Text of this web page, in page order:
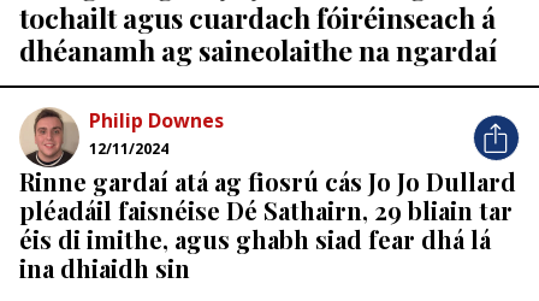
tochailt agus cuardach fóiréinseach á
dhéanamh ag saineolaithe na ngardaí
Philip Downes
12/11/2024
Rinne gardaí atá ag fiosrú cás Jo Jo Dullard
pléadáil faisnéise Dé Sathairn, 29 bliain tar
éis di imithe, agus ghabh siad fear dhá lá
ina dhiaidh sin